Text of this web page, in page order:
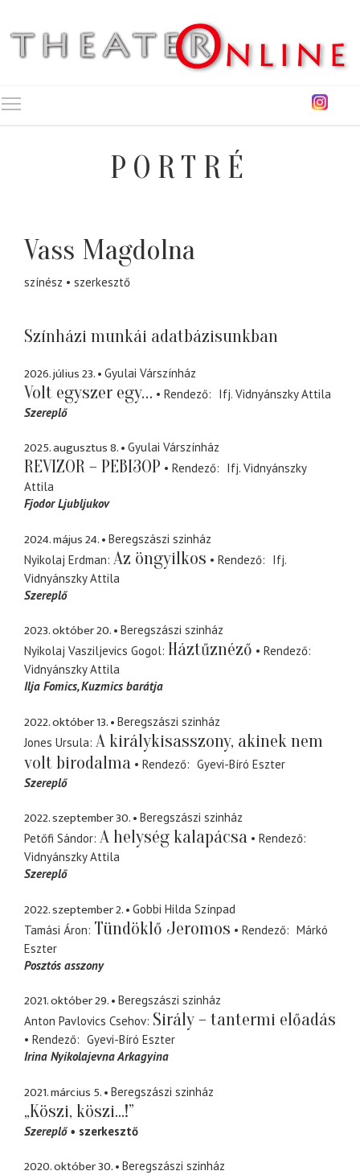
PORTRÉ
Vass Magdolna
színész szerkesztő
Színházi munkái adatbázisunkban
2026. július 23. Gyulai Várszínház
Volt egyszer egy… Rendező
Ifj. Vidnyánszky Attila
Szereplő
2025. augusztus 8. Gyulai Várszínház
REVIZOR – РЕВІЗОР Rendező
Ifj. Vidnyánszky
Attila
Fjodor Ljubljukov
2024. május 24.
Beregszászi szinház
Nyikolaj Erdman Az öngyilkos Rendező
Ifj.
Vidnyánszky Attila
Szereplő
2023. október 20.
Beregszászi szinház
Nyikolaj Vasziljevics Gogol Háztűznéző
Rendező
Vidnyánszky Attila
Ilja Fomics Kuzmics barátja
2022. október 13.
Beregszászi szinház
Jones Ursula A királykisasszony, akinek nem
volt birodalma
Rendező
Gyevi-Bíró Eszter
Szereplő
2022. szeptember 30.
Beregszászi szinház
Petőfi Sándor A helység kalapácsa
Rendező
Vidnyánszky Attila
Szereplő
2022. szeptember 2.
Gobbi Hilda Színpad
Tamási Áron Tündöklő Jeromos Rendező
Márkó
Eszter
Posztós asszony
2021. október 29.
Beregszászi szinház
Anton Pavlovics Csehov Sirály – tantermi előadás
Rendező
Gyevi-Bíró Eszter
Irina Nyikolajevna Arkagyina
2021. március 5. Beregszászi szinház
„Köszi, köszi...!”
Szereplő szerkesztő
2020. október 30.
Beregszászi szinház